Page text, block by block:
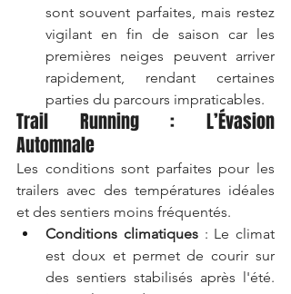
sont souvent parfaites, mais restez
vigilant en fin de saison car les
premières neiges peuvent arriver
rapidement, rendant certaines
parties du parcours impraticables.
Trail Running : L’Évasion
Automnale
Les conditions sont parfaites pour les
trailers avec des températures idéales
et des sentiers moins fréquentés.
Conditions climatiques : Le climat
est doux et permet de courir sur
des sentiers stabilisés après l'été.